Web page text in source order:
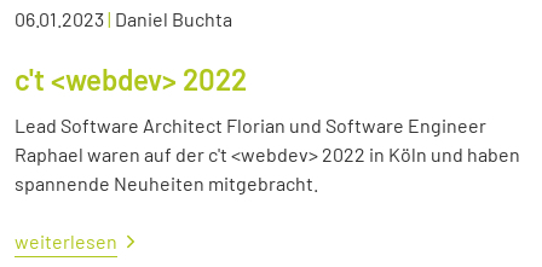
06.01.2023| Daniel Buchta
c't <webdev> 2022
Lead Software Architect Florian und Software Engineer
Raphael waren auf der c't <webdev> 2022 in Köln und haben
spannende Neuheiten mitgebracht.
weiterlesen